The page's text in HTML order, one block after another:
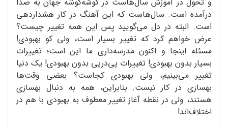
درآمده است. سال‌هاست که این آهنگ در کار هشداردهی
است. البته در دل می‌گویید پس این همه تغییر چیست؟
عرض خواهم کرد که تغییر بسیار است، ولی کو بهبودی!
مسئله اینجا و اکنون مدرسه‌داری ما این است؛ تغییرات
بسیار بدون بهبودی! تغییرات پی‌درپی بدون بهبودی! یک دنیا
تغییر می‌بینیم، ولی بهبودی کجاست؟ بعضی وقت‌ها
بهسازی در کار نیست. بنابراین، همه به دنبال بهسازی
هستند، ولی در نقطه آغاز تغییر معطوف به بهبودی با هم در
اختلاف‌اند!